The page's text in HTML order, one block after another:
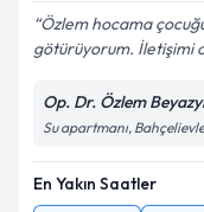
Özlem hocama
götürüyorum. İletişimi
Op. Dr. Özlem
Su apartmanı,
En Yakın Saatler